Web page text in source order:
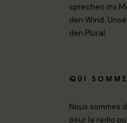
sprechen ins
den Wind.
den Plural.
QUI
Nous sommes
pour la radio